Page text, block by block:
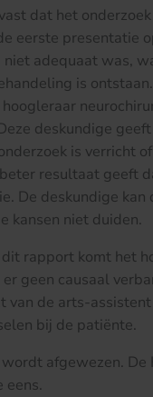
dat het
eerste presentatie
niet adequaat was,
is
deskundige
is verricht
resultaat geeft
De deskundige kan
kansen niet duiden.
rapport komt het
geen causaal
van de arts-
bij de patiënte.
afgewezen. De
eens.